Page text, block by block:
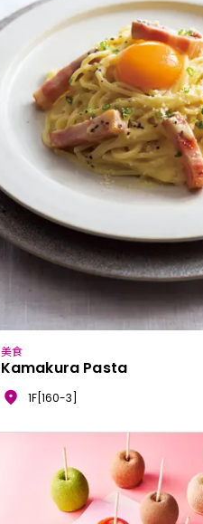
美食
Kamakura Pasta
1F[160-3]